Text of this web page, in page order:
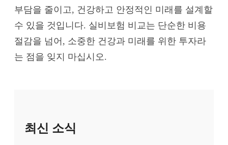
부담을 줄이고, 건강하고 안정적인 미래를 설계할
수 있을 것입니다. 실비보험 비교는 단순한 비용
절감을 넘어, 소중한 건강과 미래를 위한 투자라
는 점을 잊지 마십시오.
최신 소식